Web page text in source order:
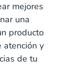
mejores
una
producto
atención y
de tu